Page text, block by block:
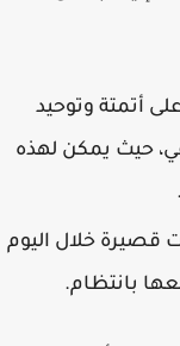
أتمتة وتوحيد
حيث يمكن لهذه
خلال اليوم
بانتظام.